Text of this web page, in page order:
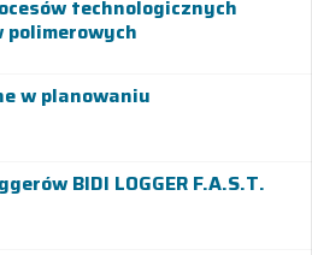
technologicznych
w planowaniu
BIDI LOGGER F.A.S.T.